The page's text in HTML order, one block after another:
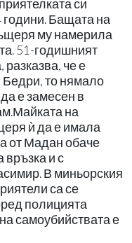
си
години. Бащата на
му намерила
51-годишният
че е
то нямало
е замесен в
на
ѝ да е имала
от Мадан обаче
връзка и с
В миньорския
са се
полицията
самоубийствата е